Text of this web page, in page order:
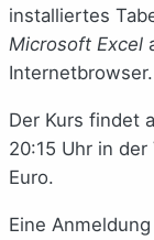
installiertes
Microsoft Excel
Internetbrowser.
Der Kurs findet
20:15 Uhr in
Euro.
Eine